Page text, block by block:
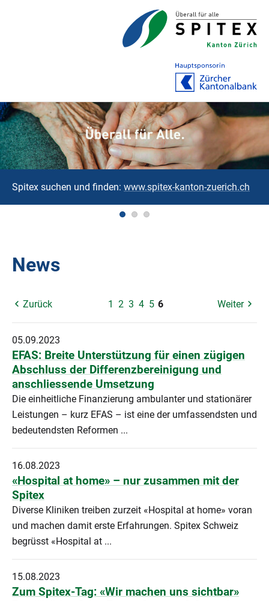
Spitex suchen und finden: www.spitex-kanton-zuerich.ch
News
Zurück 1 2 3 4 5 6 Weiter
05.09.2023
EFAS: Breite Unterstützung für einen zügigen
Abschluss der Differenzbereinigung und
anschliessende Umsetzung
Die einheitliche Finanzierung ambulanter und stationärer
Leistungen – kurz EFAS – ist eine der umfassendsten und
bedeutendsten Reformen ...
16.08.2023
«Hospital at home» – nur zusammen mit der
Spitex
Diverse Kliniken treiben zurzeit «Hospital at home» voran
und machen damit erste Erfahrungen. Spitex Schweiz
begrüsst «Hospital at ...
15.08.2023
Zum Spitex-Tag: «Wir machen uns sichtbar»